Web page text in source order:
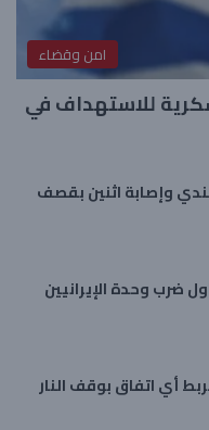
امن وقضاء
للاستهداف في
وإصابة اثنين بقصف
ضرب وحدة الإيرانيين
تربط أي اتفاق بوقف النار